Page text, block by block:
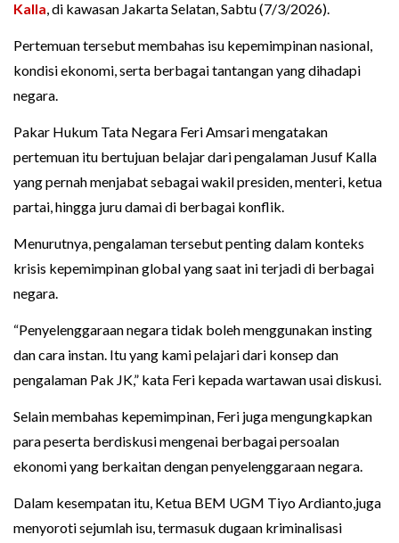
Kalla, di kawasan Jakarta Selatan, Sabtu (7/3/2026).
Pertemuan tersebut membahas isu kepemimpinan nasional,
kondisi ekonomi, serta berbagai tantangan yang dihadapi
negara.
Pakar Hukum Tata Negara Feri Amsari mengatakan
pertemuan itu bertujuan belajar dari pengalaman Jusuf Kalla
yang pernah menjabat sebagai wakil presiden, menteri, ketua
partai, hingga juru damai di berbagai konflik.
Menurutnya, pengalaman tersebut penting dalam konteks
krisis kepemimpinan global yang saat ini terjadi di berbagai
negara.
“Penyelenggaraan negara tidak boleh menggunakan insting
dan cara instan. Itu yang kami pelajari dari konsep dan
pengalaman Pak JK,” kata Feri kepada wartawan usai diskusi.
Selain membahas kepemimpinan, Feri juga mengungkapkan
para peserta berdiskusi mengenai berbagai persoalan
ekonomi yang berkaitan dengan penyelenggaraan negara.
Dalam kesempatan itu, Ketua BEM UGM Tiyo Ardianto,juga
menyoroti sejumlah isu, termasuk dugaan kriminalisasi